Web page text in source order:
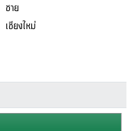
ชาย
เชียงใหม่